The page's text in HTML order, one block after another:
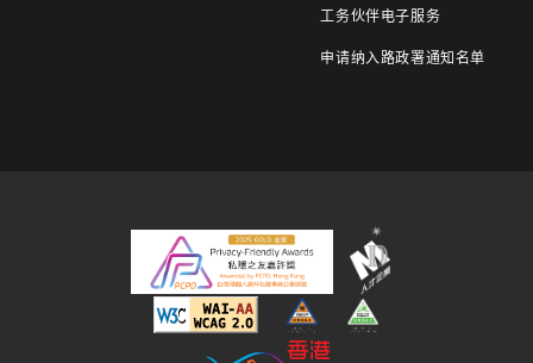
工务伙伴电子服务
申请纳入路政署通知名单